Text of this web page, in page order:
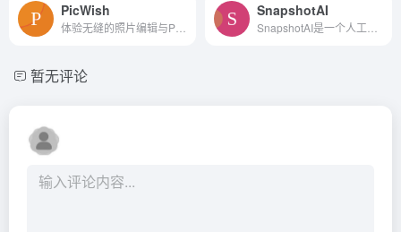
PicWish SnapshotAI
暂无评论